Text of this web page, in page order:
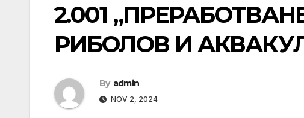
2.001
РИБОЛОВ И
By admin
NOV 2, 2024